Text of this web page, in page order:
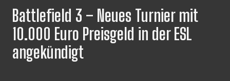
Battlefield 3 – Neues Turnier mit
10.000 Euro Preisgeld in der ESL
angekündigt